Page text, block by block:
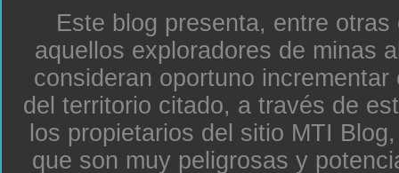
Este blog presenta, entre
aquellos exploradores de minas
consideran oportuno
del territorio citado, a través de
los propietarios del sitio MTI
que son muy peligrosas y